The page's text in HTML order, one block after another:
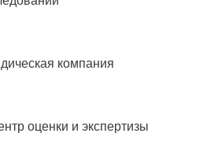
компания
оценки и экспертизы